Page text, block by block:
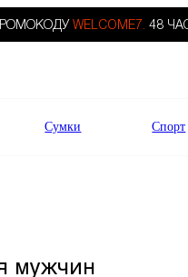
WELCOME7. 48
Сумки Спорт
мужчин